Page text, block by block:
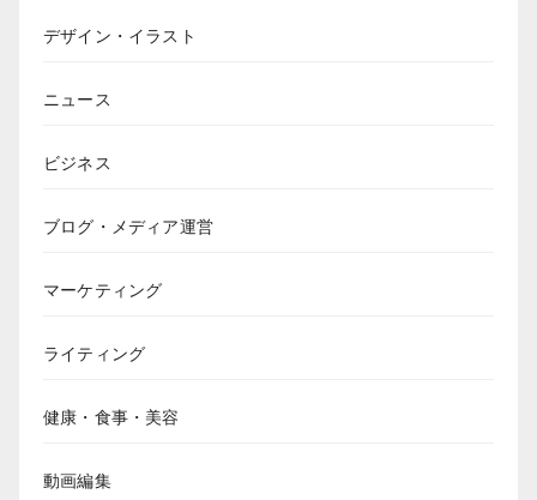
デザイン・イラスト
ニュース
ビジネス
ブログ・メディア運営
マーケティング
ライティング
健康・食事・美容
動画編集